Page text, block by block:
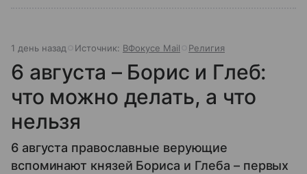
1 день назад Источник: ВФокусе Mail Религия
6 августа – Борис и Глеб:
что можно делать, а что
нельзя
6 августа православные верующие
вспоминают князей Бориса и Глеба – первых